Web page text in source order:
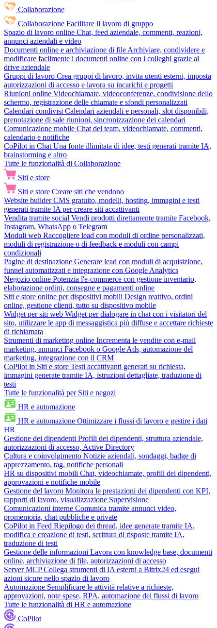
Collaborazione
Collaborazione Facilitare il lavoro di gruppo
Spazio di lavoro online Chat, feed aziendale, commenti, reazioni,
annunci aziendali e video
Documenti online e archiviazione di file Archiviare, condividere e
modificare facilmente i documenti online con i colleghi grazie al
drive aziendale
Gruppi di lavoro Crea gruppi di lavoro, invita utenti esterni, imposta
autorizzazioni di accesso e lavora su incarichi e progetti
Riunioni online Videochiamate, videoconferenze, condivisione dello
schermo, registrazione delle chiamate e sfondi personalizzati
Calendari condivisi Calendari aziendali e personali, slot disponibili,
prenotazione di sale riunioni, sincronizzazione dei calendari
Comunicazione mobile Chat del team, videochiamate, commenti,
calendario e notifiche
CoPilot in Chat Una fonte illimitata di idee, testi generati tramite IA,
brainstorming e altro
Tutte le funzionalità di Collaborazione
Siti e store
Siti e store Creare siti che vendono
Website builder CMS gratuito, modelli, hosting, immagini e testi
generati tramite IA per creare siti accattivanti
Vendita tramite social Vendi prodotti direttamente tramite Facebook,
Instagram, WhatsApp o Telegram
Moduli web Raccogliere lead con moduli di ordine personalizzati,
moduli di registrazione o di feedback e moduli con campi
condizionali
Pagine di destinazione Generare lead con moduli di acquisizione,
funnel automatizzati e integrazione con Google Analytics
Negozio online Potenzia l'e-commerce con gestione inventario,
elaborazione ordini, consegne e pagamenti online
Siti e store online per dispositivi mobili Design reattivo, ordini
online, gestione clienti, tutto su dispositivo mobile
Widget per siti web Widget per dialogare in chat con i visitatori del
sito, utilizzare le app di messaggistica più diffuse e accettare richieste
di richiamata
Strumenti di marketing online Incrementa le vendite con e-mail
marketing, annunci Facebook o Google Ads, automazione del
marketing, integrazione con il CRM
CoPilot in Siti e store Testi accattivanti generati su richiesta,
immagini generate tramite IA, istruzioni dettagliate, traduzione di
testi
Tutte le funzionalità per Siti e negozi
HR e automazione
HR e automazione Ottimizzare i flussi di lavoro e gestire i dati
HR
Gestione dei dipendenti Profili dei dipendenti, struttura aziendale,
autorizzazioni di accesso, Active Directory
Cultura e coinvolgimento Notizie aziendali, sondaggi, badge di
apprezzamento, tag, notifiche personali
HR su dispositivi mobili Chat, videochiamate, profili dei dipendenti,
approvazioni e notifiche mobile
Gestione del lavoro Monitora le prestazioni dei dipendenti con KPI,
rapporti di lavoro, visualizzazione Supervisione
Comunicazioni interne Comunica tramite annunci video,
promemoria, chat pubbliche e private
CoPilot in Feed Riepilogo dei thread, idee generate tramite IA,
modifica e creazione di testi, scrittura di risposte tramite IA,
traduzione di testi
Gestione delle informazioni Lavora con knowledge base, documenti
online, archiviazione di file, autorizzazioni di accesso
Server MCP Collega strumenti di IA esterni a Bitrix24 ed esegui
azioni sicure nello spazio di lavoro
Automazione Semplificare le attività relative a richieste,
approvazioni, note spese, RPA, automazione dei flussi di lavoro
Tutte le funzionalità di HR e automazione
CoPilot